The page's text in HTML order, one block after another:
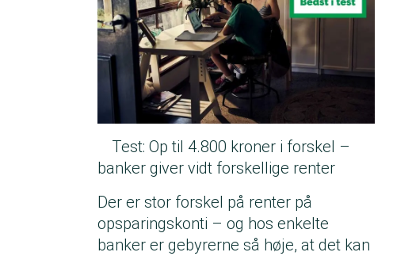
Test: Op til 4.800 kroner i forskel –
banker giver vidt forskellige renter
Der er stor forskel på renter på
opsparingskonti – og hos enkelte
banker er gebyrerne så høje, at det kan